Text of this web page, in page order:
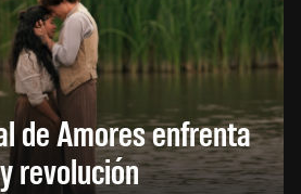
de Amores enfrenta
revolución